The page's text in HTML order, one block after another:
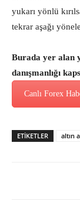
yukarı yönlü
tekrar aşağı
Burada yer alan
danışmanlığı
Canlı Forex
ETİKETLER altın